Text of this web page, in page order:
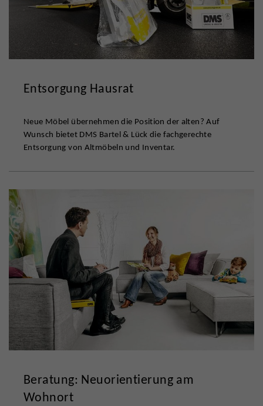
Entsorgung Hausrat
Neue Möbel übernehmen die Position der alten? Auf
Wunsch bietet DMS Bartel & Lück die fachgerechte
Entsorgung von Altmöbeln und Inventar.
Beratung: Neuorientierung am
Wohnort